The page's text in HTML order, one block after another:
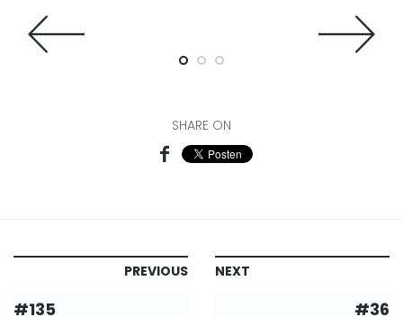
SHARE ON
PREVIOUS
#135
NEXT
#36